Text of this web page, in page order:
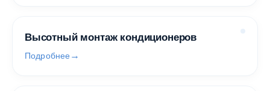
Высотный монтаж кондиционеров
Подробнее